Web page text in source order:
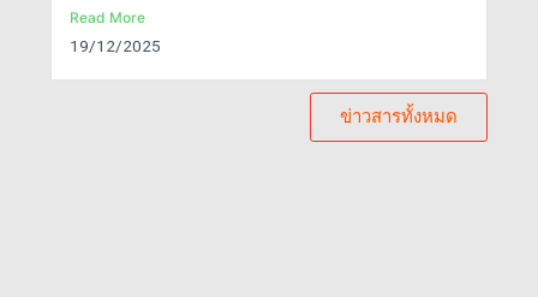
Read More
19/12/2025
ข่าวสารทั้งหมด